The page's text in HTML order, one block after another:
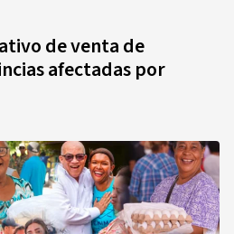
de venta de
afectadas por